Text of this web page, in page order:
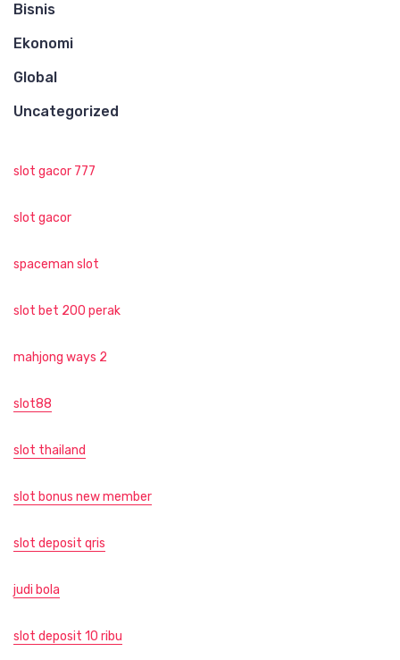
Bisnis
Ekonomi
Global
Uncategorized
slot gacor 777
slot gacor
spaceman slot
slot bet 200 perak
mahjong ways 2
slot88
slot thailand
slot bonus new member
slot deposit qris
judi bola
slot deposit 10 ribu